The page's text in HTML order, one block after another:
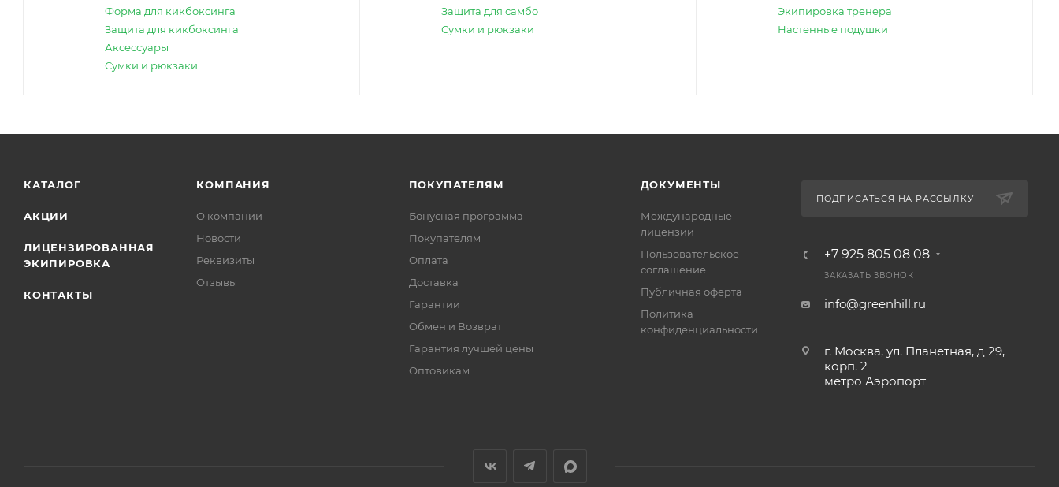
Форма для кикбоксинга
Защита для кикбоксинга
Аксессуары
Сумки и рюкзаки
Защита для самбо
Сумки и рюкзаки
Экипировка тренера
Настенные подушки
КАТАЛОГ
АКЦИИ
ЛИЦЕНЗИРОВАННАЯ
ЭКИПИРОВКА
КОНТАКТЫ
КОМПАНИЯ
О компании
Новости
Реквизиты
Отзывы
ПОКУПАТЕЛЯМ
Бонусная программа
Покупателям
Оплата
Доставка
Гарантии
Обмен и Возврат
Гарантия лучшей цены
Оптовикам
ДОКУМЕНТЫ
Международные
лицензии
Пользовательское
соглашение
Публичная оферта
Политика
конфиденциальности
ПОДПИСАТЬСЯ НА РАССЫЛКУ
+7 925 805 08 08
ЗАКАЗАТЬ ЗВОНОК
info@greenhill.ru
г. Москва, ул. Планетная, д 29,
корп. 2
метро Аэропорт